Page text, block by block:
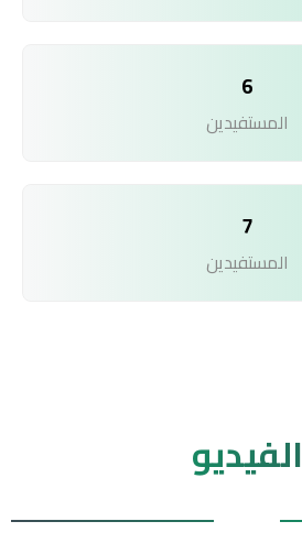
6
المستفيدين
7
المستفيدين
الفيديو